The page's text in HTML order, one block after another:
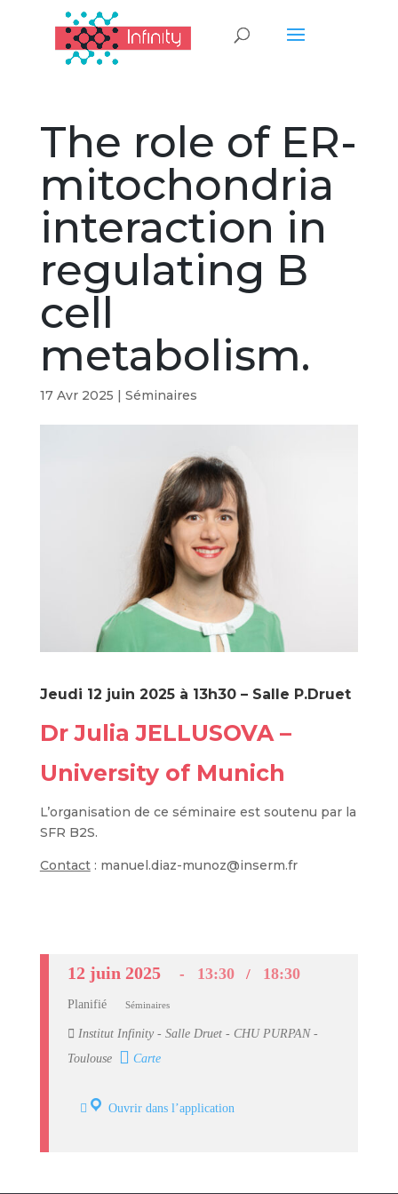
The role of ER-
mitochondria
interaction in
regulating B
cell
metabolism.
17 Avr 2025 | Séminaires
Jeudi 12 juin 2025 à 13h30 – Salle P.Druet
Dr Julia JELLUSOVA –
University of Munich
L’organisation de ce séminaire est soutenu par la
SFR B2S.
Contact: manuel.diaz-munoz@inserm.fr
12 juin 2025 13:30 18:30
Planifié Séminaires
Institut Infinity - Salle Druet - CHU PURPAN -
Toulouse
Carte
Ouvrir dans l’application